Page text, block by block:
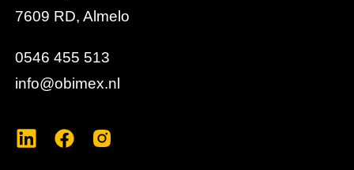
7609 RD, Almelo
0546 455 513
info@obimex.nl